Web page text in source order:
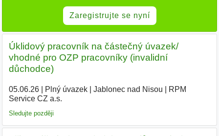
Zaregistrujte se nyní
Úklidový pracovník na částečný úvazek/
vhodné pro OZP pracovníky (invalidní
důchodce)
05.06.26| Plný úvazek| Jablonec nad Nisou
RPM
Service CZ a.s.
Sledujte později